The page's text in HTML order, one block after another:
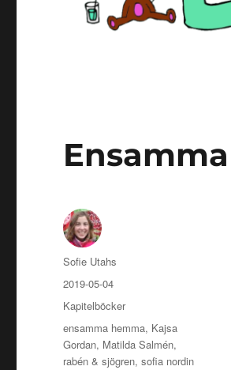
Författare
Sofie Utahs
Publicerat
den
2019-05-04
Kategorier
Kapitelböcker
Etiketter
ensamma hemma, Kajsa
Gordan, Matilda Salmén,
rabén & sjögren,sofia nordin